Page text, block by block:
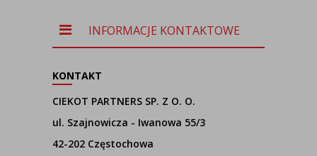
INFORMACJE KONTAKTOWE
KONTAKT
CIEKOT PARTNERS SP. Z O. O.
ul. Szajnowicza - Iwanowa 55/3
42-202 Częstochowa